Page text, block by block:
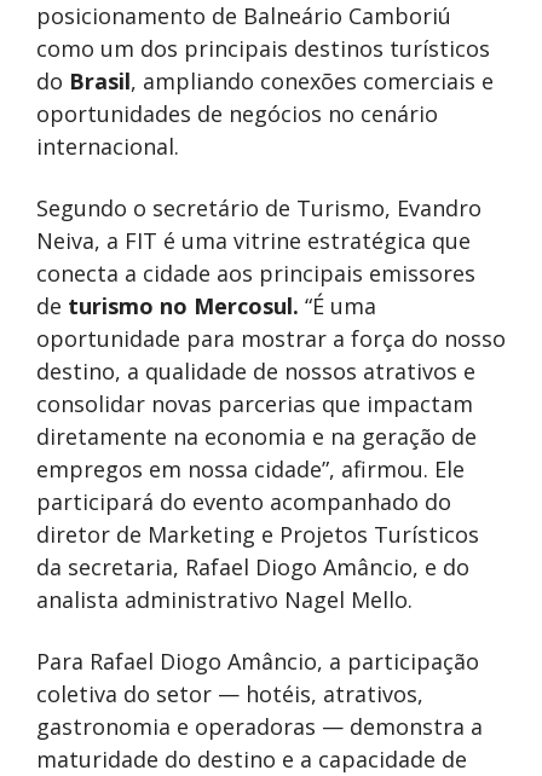
posicionamento de Balneário Camboriú
como um dos principais destinos turísticos
do Brasil, ampliando conexões comerciais e
oportunidades de negócios no cenário
internacional.
Segundo o secretário de Turismo, Evandro
Neiva, a FIT é uma vitrine estratégica que
conecta a cidade aos principais emissores
de turismo no Mercosul. “É uma
oportunidade para mostrar a força do nosso
destino, a qualidade de nossos atrativos e
consolidar novas parcerias que impactam
diretamente na economia e na geração de
empregos em nossa cidade”, afirmou. Ele
participará do evento acompanhado do
diretor de Marketing e Projetos Turísticos
da secretaria, Rafael Diogo Amâncio, e do
analista administrativo Nagel Mello.
Para Rafael Diogo Amâncio, a participação
coletiva do setor — hotéis, atrativos,
gastronomia e operadoras — demonstra a
maturidade do destino e a capacidade de